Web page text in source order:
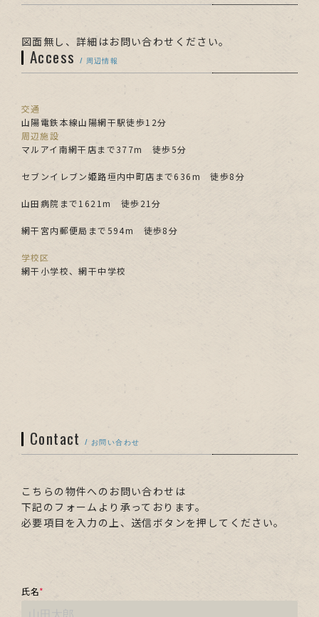
図面無し、詳細はお問い合わせください。
Access / 周辺情報
交通
山陽電鉄本線山陽網干駅徒歩12分
周辺施設
マルアイ南網干店まで377m 徒歩5分
セブンイレブン姫路垣内中町店まで636m 徒歩8分
山田病院まで1621m 徒歩21分
網干宮内郵便局まで594m 徒歩8分
学校区
網干小学校、網干中学校
Contact/ お問い合わせ
こちらの物件へのお問い合わせは
下記のフォームより承っております。
必要項目を入力の上、送信ボタンを押してください。
氏名*